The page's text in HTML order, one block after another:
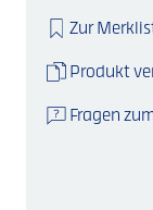
Zur
Produkt
Fragen